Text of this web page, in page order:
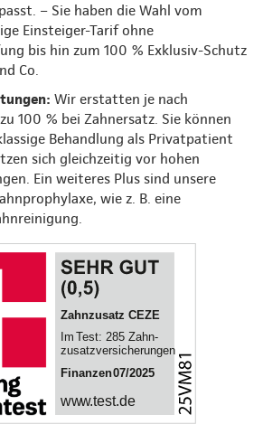
– Sie haben die Wahl vom
Einsteiger-Tarif ohne
bis hin zum 100 % Exklusiv-Schutz
Co.
Wir erstatten je nach
100 % bei Zahnersatz. Sie können
Behandlung als Privatpatient
sich gleichzeitig vor hohen
Ein weiteres Plus sind unsere
wie z. B. eine